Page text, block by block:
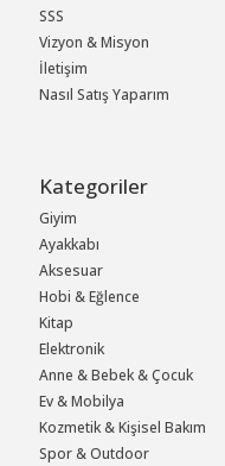
SSS
Vizyon & Misyon
İletişim
Nasıl Satış Yaparım
Kategoriler
Giyim
Ayakkabı
Aksesuar
Hobi & Eğlence
Kitap
Elektronik
Anne & Bebek & Çocuk
Ev & Mobilya
Kozmetik & Kişisel Bakım
Spor & Outdoor